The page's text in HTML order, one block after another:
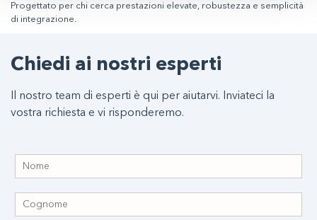
Progettato per chi cerca prestazioni elevate, robustezza e semplicità
di integrazione.
Chiedi ai nostri esperti
Il nostro team di esperti è qui per aiutarvi. Inviateci la
vostra richiesta e vi risponderemo.